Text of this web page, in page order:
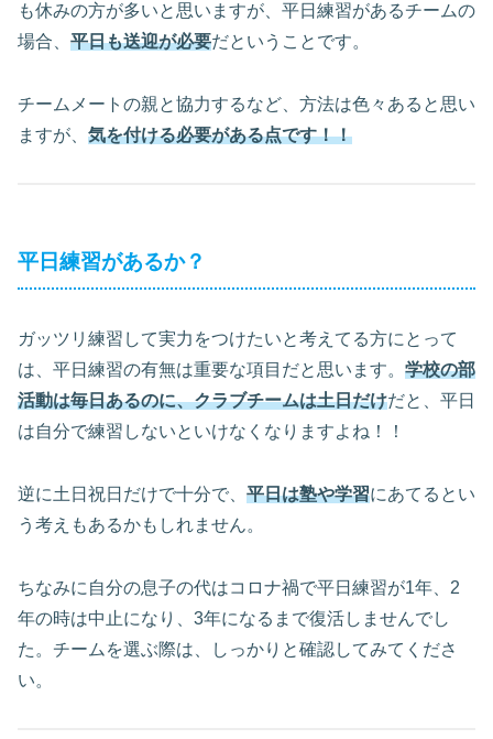
も休みの方が多いと思いますが、平日練習があるチームの
場合、 平日も送迎が必要だということです。
チームメートの親と協力するなど、方法は色々あると思い
ますが、 気を付ける必要がある点です！！
平日練習があるか？
ガッツリ練習して実力をつけたいと考えてる方にとって
は、平日練習の有無は重要な項目だと思います。 学校の部
活動は毎日あるのに、クラブチームは土日だけだと、平日
は自分で練習しないといけなくなりますよね！！
逆に土日祝日だけで十分で、 平日は塾や学習にあてるとい
う考えもあるかもしれません。
ちなみに自分の息子の代はコロナ禍で平日練習が1年、2
年の時は中止になり、3年になるまで復活しませんでし
た。チームを選ぶ際は、しっかりと確認してみてくださ
い。